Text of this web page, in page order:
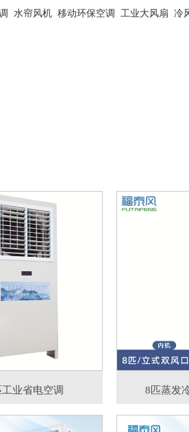
水帘风机 移动环保空调 工业大风扇 冷
业省电空调 8匹蒸发